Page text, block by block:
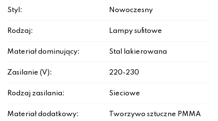
Styl: Nowoczesny
Rodzaj: Lampy sufitowe
Materiał dominujący: Stal lakierowana
Zasilanie (V): 220-230
Rodzaj zasilania: Sieciowe
Materiał dodatkowy: Tworzywo sztuczne PMMA